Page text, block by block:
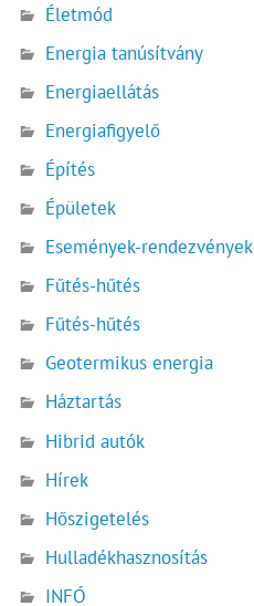
Életmód
Energia tanúsítvány
Energiaellátás
Energiafigyelő
Építés
Épületek
Események-rendezvények
Fűtés-hűtés
Fűtés-hűtés
Geotermikus energia
Háztartás
Hibrid autók
Hírek
Hőszigetelés
Hulladékhasznosítás
INFÓ